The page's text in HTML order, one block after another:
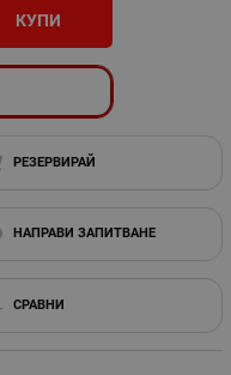
КУПИ
РЕЗЕРВИРАЙ
НАПРАВИ ЗАПИТВАНЕ
СРАВНИ